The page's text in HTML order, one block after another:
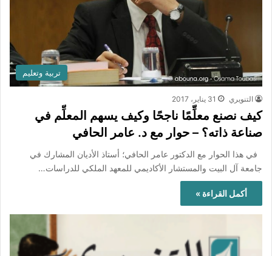
تربية وتعليم
التنويري 31 يناير، 2017
كيف نصنع معلِّمًا ناجحًا وكيف يسهم المعلِّم في
صناعة ذاته؟ – حوار مع د. عامر الحافي
في هذا الحوار مع الدكتور عامر الحافي؛ أستاذ الأديان المشارك في
جامعة آل البيت والمستشار الأكاديمي للمعهد الملكي للدراسات…
أكمل القراءة »